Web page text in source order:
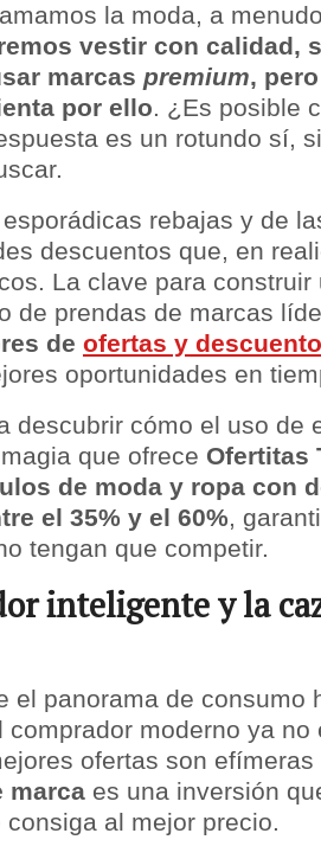
la moda, a
vestir con calidad,
marcas premium,
por ello. ¿Es posible
es un rotundo sí,
rebajas y de
descuentos que, en
La clave para construir
de prendas de marcas
de ofertas y
oportunidades en
descubrir cómo el uso de
que ofrece Ofertitas
de moda y ropa con
el 35% y el 60%,
tengan que competir.
inteligente y la
el panorama de consumo
comprador moderno ya no
ofertas son
marca es una inversión
al mejor precio.